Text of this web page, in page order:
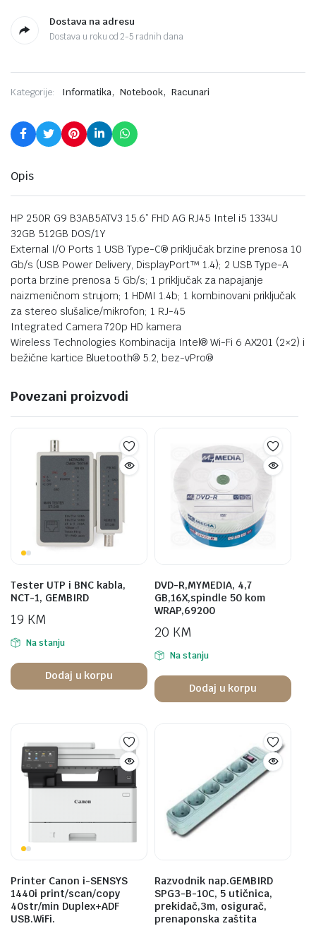
Dostava na adresu
Dostava u roku od 2-5 radnih dana
Kategorije: Informatika, Notebook, Racunari
Opis
HP 250R G9 B3AB5ATV3 15.6” FHD AG RJ45 Intel i5 1334U
32GB 512GB DOS/1Y
External I/O Ports 1 USB Type-C® priključak brzine prenosa 10
Gb/s (USB Power Delivery, DisplayPort™ 1.4); 2 USB Type-A
porta brzine prenosa 5 Gb/s; 1 priključak za napajanje
naizmeničnom strujom; 1 HDMI 1.4b; 1 kombinovani priključak
za stereo slušalice/mikrofon; 1 RJ-45
Integrated Camera 720p HD kamera
Wireless Technologies Kombinacija Intel® Wi-Fi 6 AX201 (2×2) i
bežične kartice Bluetooth® 5.2, bez-vPro®
Povezani proizvodi
Tester UTP i BNC kabla,
NCT-1, GEMBIRD
19 KM
Na stanju
Dodaj u korpu
DVD-R,MYMEDIA, 4,7
GB,16X,spindle 50 kom
WRAP,69200
20 KM
Na stanju
Dodaj u korpu
Printer Canon i-SENSYS
1440i print/scan/copy
40str/min Duplex+ADF
USB.WiFi.
Razvodnik nap.GEMBIRD
SPG3-B-10C, 5 utičnica,
prekidač,3m, osigurač,
prenaponska zaštita